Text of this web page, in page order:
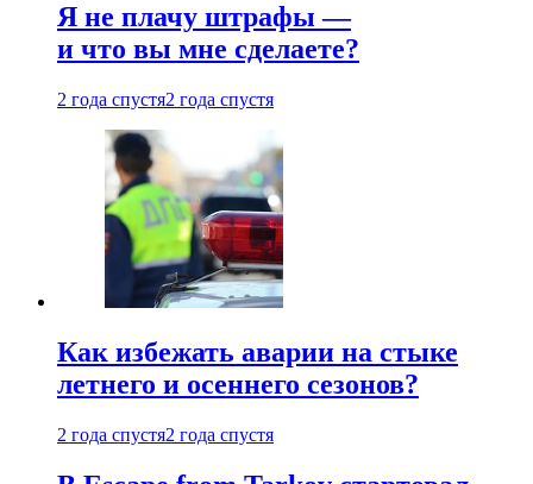
Я не плачу штрафы —
и что вы мне сделаете?
2 года спустя2 года спустя
Как избежать аварии на стыке
летнего и осеннего сезонов?
2 года спустя2 года спустя